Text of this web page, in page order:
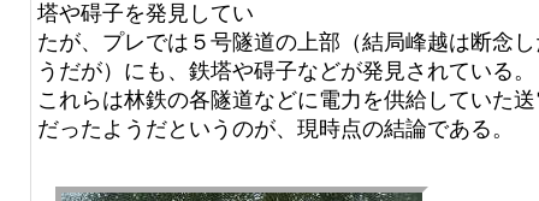
塔や碍子を発見してい
たが、プレでは５号隧道の上部（結局峰越は断念
うだが）にも、鉄塔や碍子などが発見されている。
これらは林鉄の各隧道などに電力を供給していた
だったようだというのが、現時点の結論である。